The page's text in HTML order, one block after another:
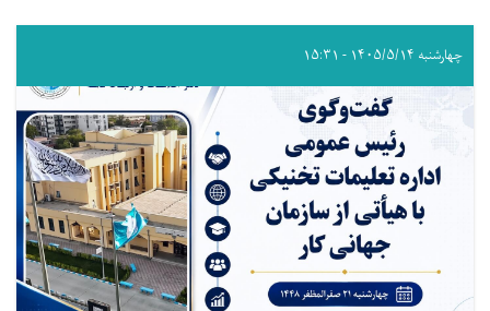
چهارشنبه ۱۴۰۵/۵/۱۴ - ۱۵:۳۱